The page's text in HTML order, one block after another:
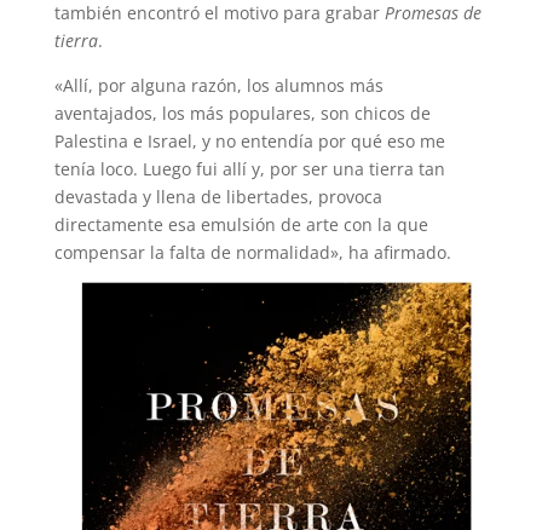
también encontró el motivo para grabar Promesas de
tierra.
«Allí, por alguna razón, los alumnos más
aventajados, los más populares, son chicos de
Palestina e Israel, y no entendía por qué eso me
tenía loco. Luego fui allí y, por ser una tierra tan
devastada y llena de libertades, provoca
directamente esa emulsión de arte con la que
compensar la falta de normalidad», ha afirmado.